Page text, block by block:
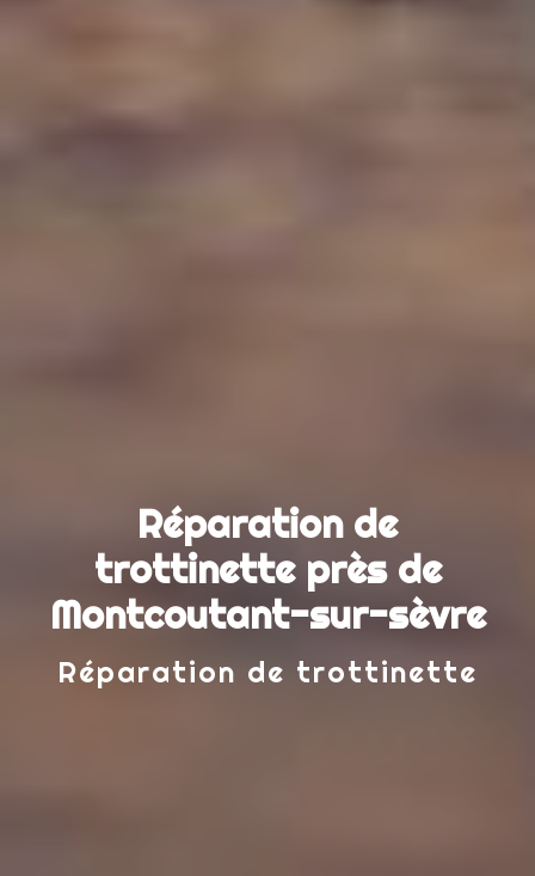
Réparation de
trottinette près de
Montcoutant-sur-sèvre
Réparation de trottinette